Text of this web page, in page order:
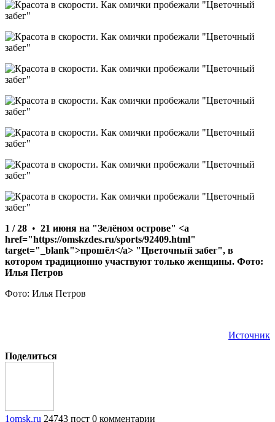
1 / 28 • 21 июня на "Зелёном острове" <a
href="https://omskzdes.ru/sports/92409.html"
target="_blank">прошёл</a> "Цветочный забег", в
котором традиционно участвуют только женщины. Фото:
Илья Петров
Фото: Илья Петров
Источник
Поделиться
1omsk.ru 24743 пост 0 комментарии